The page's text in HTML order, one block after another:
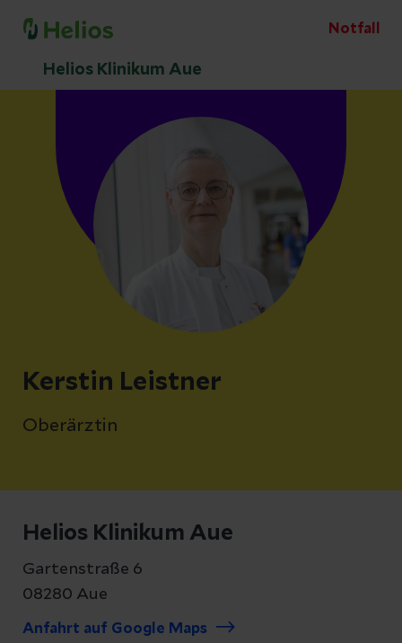
Notfall
Helios Klinikum Aue
Kerstin Leistner
Oberärztin
Helios Klinikum Aue
Gartenstraße 6
08280 Aue
Anfahrt auf Google Maps